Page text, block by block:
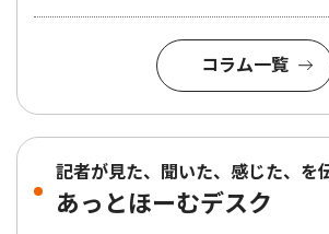
コラム一覧
記者が見た、聞いた、感じた、を
あっとほーむデスク